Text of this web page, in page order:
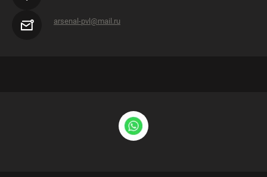
arsenal-pvl@mail.ru